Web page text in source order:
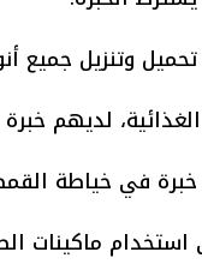
وتنزيل جميع
ماكينات